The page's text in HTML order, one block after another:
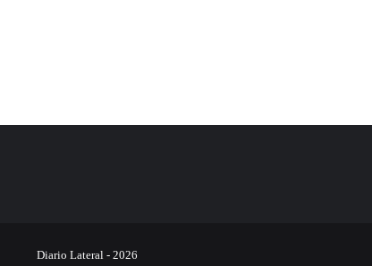
Diario Lateral - 2026